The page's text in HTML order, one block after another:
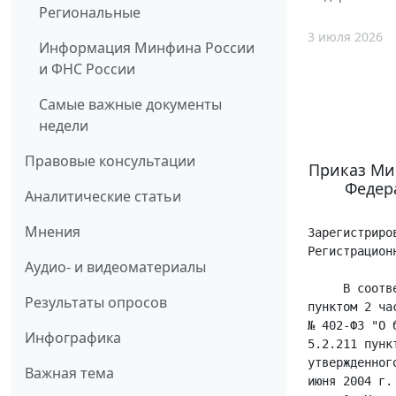
Региональные
Информация Минфина России
и ФНС России
Самые важные документы
недели
Правовые консультации
Аналитические статьи
Мнения
Аудио- и видеоматериалы
Результаты опросов
Инфографика
Важная тема
3 июля 2026
Приказ
Зарегистрировано в Минюсте России 1 июля 2026 г.
Регистрационный № 87337

     В соответствии с пунктом 2 статьи 3, пунктом 2 части 1 статьи 23 и
пунктом 2 части 1 статьи 28 Федерального закона от 6 декабря 2011 г.
№ 402-ФЗ "О бухгалтерском учете", абзацем первым пункта 1, подпунктом
5.2.211 пункта 5 Положения о Министерстве финансов Российской Федерации,
утвержденного постановлением Правительства Российской Федерации от 30
июня 2004 г. № 329, приказываю:
     1. Утвердить прилагаемый Федеральный стандарт бухгалтерского учета
ФСБУ 10/2026 "Расходы" (далее - Стандарт).
     2. Установить, что Стандарт применяется начиная с бухгалтерской
(финансовой) отчетности за 2027 год.
     3. Признать утратившими силу:
     приказ Министерства финансов Российской Федерации от 6 мая 1999 г. №
ЗЗн "Об утверждении Положения по бухгалтерскому учету "Расходы
организации" ПБУ 10/99" (зарегистрирован Министерством юстиции Российской
Федерации 31 мая 1999 г., регистрационный № 1790);
     пункт 2 изменений и дополнений в нормативные правовые акты по
бухгалтерскому учету, утвержденных приказом Министерства финансов
Российской Федерации от 30 марта 2001 г. № 27н (зарегистрирован
Министерством юстиции Российской Федерации 4 мая 2001 г., регистрационный
№ 2693);
     пункт 2 изменений в нормативные правовые акты по бухгалтерскому
учету, утвержденных приказом Министерства финансов Российской Федерации
от 18 сентября 2006 г. № 116н (зарегистрирован Министерством юстиции
Российской Федерации 24 октября 2006 г., регистрационный № 8397);
     пункт 2 изменений в нормативные правовые акты по бухгалтерскому
учету, утвержденных приказом Министерства финансов Российской Федерации
от 27 ноября 2006 г. № 156н (зарегистрирован Министерством юстиции
Российской Федерации 28 декабря 2006 г., регистрационный № 8698);
     пункт 3 изменений в нормативные правовые акты по бухгалтерскому
учету, утвержденных приказом Министерства финансов Российской Федерации
от 25 октября 2010 г. № 132н (зарегистрирован Министерством юстиции
Российской Федерации 25 ноября 2010 г., регистрационный № 19048);
     пункт 2 изменений в нормативные правовые акты по бухгалтерскому
учету, утвержденных приказом Министерства финансов Российской Федерации
от 8 ноября 2010 г. № 144н (зарегистрирован Министерством юстиции
Российской Федерации 1 декабря 2010 г., регистрационный № 19088);
     пункт 2 изменений в нормативные правовые акты по бухгалтерскому
учету, утвержденных